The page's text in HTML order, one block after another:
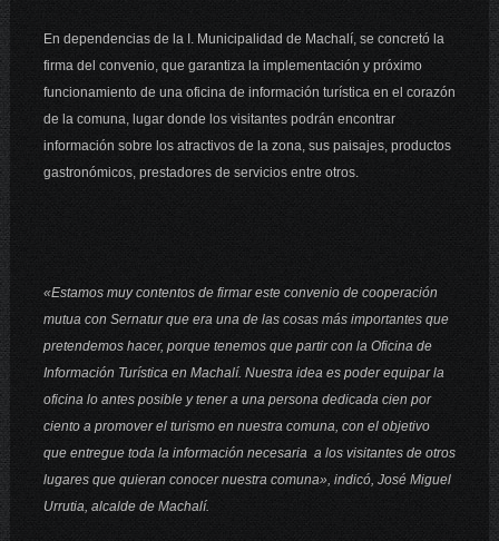
En dependencias de la I. Municipalidad de Machalí, se concretó la
firma del convenio, que garantiza la implementación y próximo
funcionamiento de una oficina de información turística en el corazón
de la comuna, lugar donde los visitantes podrán encontrar
información sobre los atractivos de la zona, sus paisajes, productos
gastronómicos, prestadores de servicios entre otros.
«Estamos muy contentos de firmar este convenio de cooperación
mutua con Sernatur que era una de las cosas más importantes que
pretendemos hacer, porque tenemos que partir con la Oficina de
Información Turística en Machalí. Nuestra idea es poder equipar la
oficina lo antes posible y tener a una persona dedicada cien por
ciento a promover el turismo en nuestra comuna, con el objetivo
que entregue toda la información necesaria a los visitantes de otros
lugares que quieran conocer nuestra comuna», indicó, José Miguel
Urrutia, alcalde de Machalí.